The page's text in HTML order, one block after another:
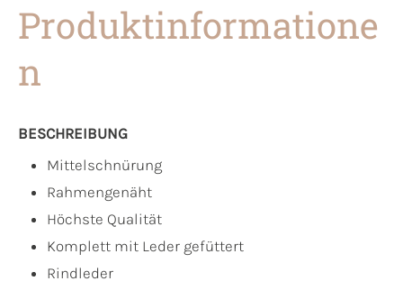
Produktinformatione
n
BESCHREIBUNG
Mittelschnürung
Rahmengenäht
Höchste Qualität
Komplett mit Leder gefüttert
Rindleder